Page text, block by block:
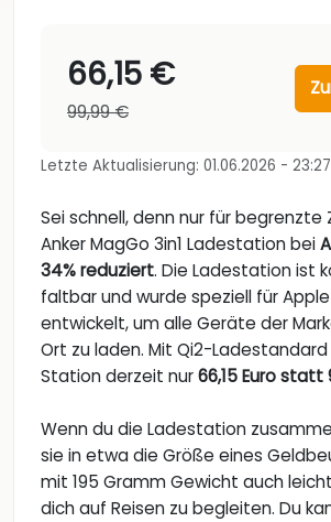
66,15 €
99,99 €
Letzte Aktualisierung: 01.06.2026 -
Sei schnell, denn nur für begrenzte
Anker MagGo 3in1 Ladestation bei
34% reduziert. Die Ladestation ist
faltbar und wurde speziell für
entwickelt, um alle Geräte der
Ort zu laden. Mit Qi2-
Station derzeit nur66,15 Euro statt
Wenn du die Ladestation
sie in etwa die Größe eines
mit 195 Gramm Gewicht auch
dich auf Reisen zu begleiten. Du